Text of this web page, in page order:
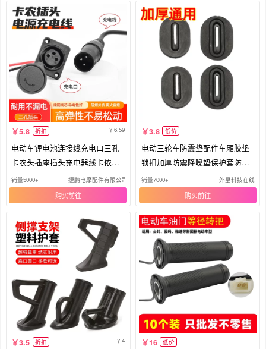
5.8 折扣 6.59
电动车锂电池连接线充电口三孔
卡农头插座插头充电器线卡侬公
母座
销量5000+ 捷鹏电摩配件有限公司
购买
3.8 低价
电动三轮车防震垫配件车厢胶垫
锁扣加厚防震降噪垫保护套防撞
垫
销量7000+ 外星科技在线
购买
3.5 折扣 4 16 低价